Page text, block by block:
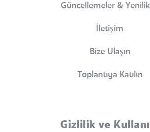
Güncellemeler &
İletişim
Bize Ulaşın
Toplantıya Katılın
Gizlilik ve